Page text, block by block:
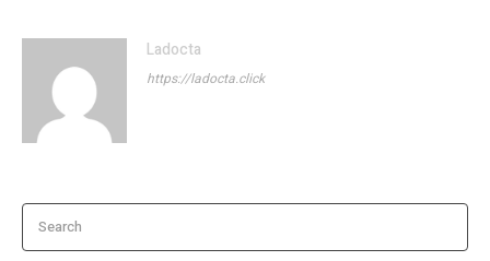
Ladocta
https://ladocta.click
Search